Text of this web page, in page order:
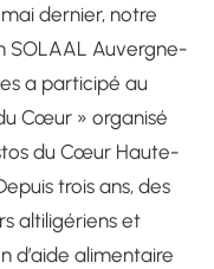
mai dernier, notre
SOLAAL Auvergne-
a participé au
Cœur » organisé
du Cœur Haute-
trois ans, des
altiligériens et
d’aide alimentaire